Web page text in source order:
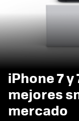
iPhone 7
mejores
mercado